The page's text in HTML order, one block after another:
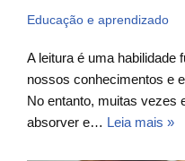
Educação e aprendizado
A leitura é uma habilidade
nossos conhecimentos e
No entanto, muitas vezes
absorver e… Leia mais »